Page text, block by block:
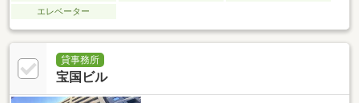
エレベーター
貸事務所
宝国ビル